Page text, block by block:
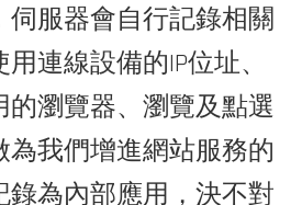
伺服器會自行記錄相關
連線設備的IP位址、
的瀏覽器、瀏覽及點選
為我們增進網站服務的
錄為內部應用，決不對